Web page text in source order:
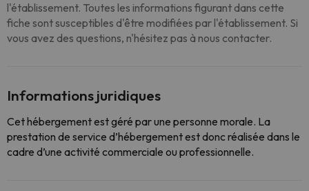
l'établissement. Toutes les informations figurant dans cette
fiche sont susceptibles d'être modifiées par l'établissement. Si
vous avez des questions, n'hésitez pas à nous contacter.
Informations juridiques
Cet hébergement est géré par une personne morale. La
prestation de service d’hébergement est donc réalisée dans le
cadre d’une activité commerciale ou professionnelle.